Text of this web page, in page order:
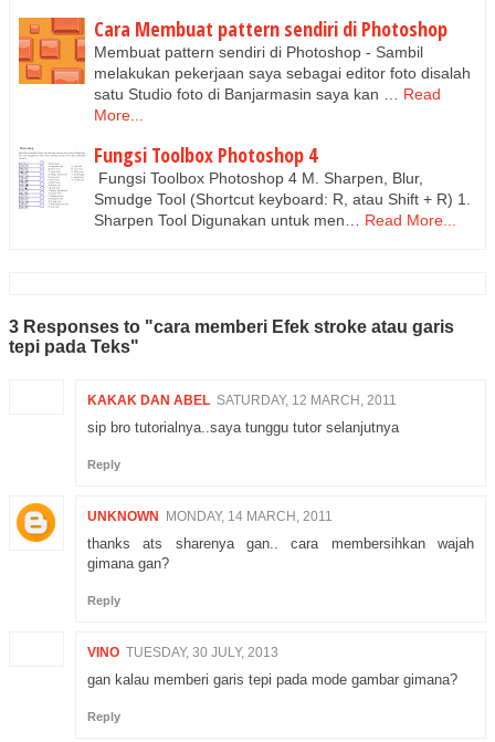
Cara Membuat pattern sendiri di Photoshop
Membuat pattern sendiri di Photoshop - Sambil
melakukan pekerjaan saya sebagai editor foto disalah
satu Studio foto di Banjarmasin saya kan …
Read
More...
Fungsi Toolbox Photoshop 4
Fungsi Toolbox Photoshop 4 M. Sharpen, Blur,
Smudge Tool (Shortcut keyboard: R, atau Shift + R) 1.
Sharpen Tool Digunakan untuk men…
Read More...
3 Responses to "cara memberi Efek stroke atau garis
tepi pada Teks"
KAKAK DAN ABEL SATURDAY, 12 MARCH, 2011
sip bro tutorialnya..saya tunggu tutor selanjutnya
Reply
UNKNOWN MONDAY, 14 MARCH, 2011
thanks ats sharenya gan.. cara membersihkan wajah
gimana gan?
Reply
VINO TUESDAY, 30 JULY, 2013
gan kalau memberi garis tepi pada mode gambar gimana?
Reply